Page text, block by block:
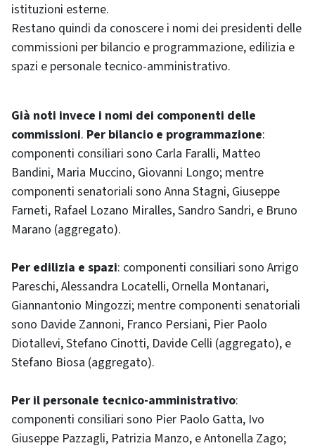
istituzioni esterne.
Restano quindi da conoscere i nomi dei presidenti delle
commissioni per bilancio e programmazione, edilizia e
spazi e personale tecnico-amministrativo.
Già noti invece i nomi dei componenti delle
commissioni. Per bilancio e programmazione:
componenti consiliari sono Carla Faralli, Matteo
Bandini, Maria Muccino, Giovanni Longo; mentre
componenti senatoriali sono Anna Stagni, Giuseppe
Farneti, Rafael Lozano Miralles, Sandro Sandri, e Bruno
Marano (aggregato).
Per edilizia e spazi: componenti consiliari sono Arrigo
Pareschi, Alessandra Locatelli, Ornella Montanari,
Giannantonio Mingozzi; mentre componenti senatoriali
sono Davide Zannoni, Franco Persiani, Pier Paolo
Diotallevi, Stefano Cinotti, Davide Celli (aggregato), e
Stefano Biosa (aggregato).
Per il personale tecnico-amministrativo:
componenti consiliari sono Pier Paolo Gatta, Ivo
Giuseppe Pazzagli, Patrizia Manzo, e Antonella Zago;